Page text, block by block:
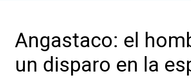
Angastaco: el
un disparo en la